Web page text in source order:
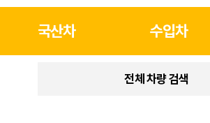
국산차 수입차
전체 차량 검색